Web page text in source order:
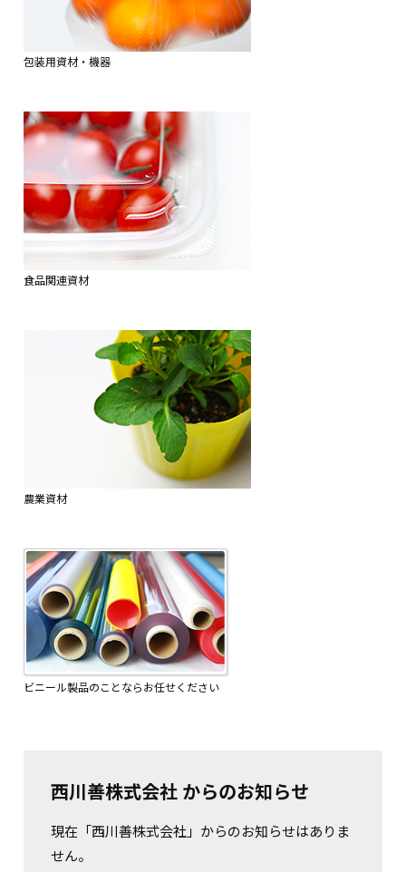
包装用資材・機器
食品関連資材
農業資材
ビニール製品のことならお任せください
西川善株式会社 からのお知らせ
現在「西川善株式会社」からのお知らせはありま
せん。